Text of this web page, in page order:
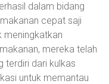
dalam bidang
cepat saji
meningkatkan
mereka telah
terdiri dari kulkas
untuk memantau